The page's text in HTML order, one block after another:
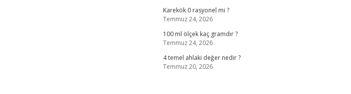
Karekök 0 rasyonel mi ?
Temmuz 24, 2026
100 ml ölçek kaç gramdır ?
Temmuz 24, 2026
4 temel ahlaki değer nedir ?
Temmuz 20, 2026